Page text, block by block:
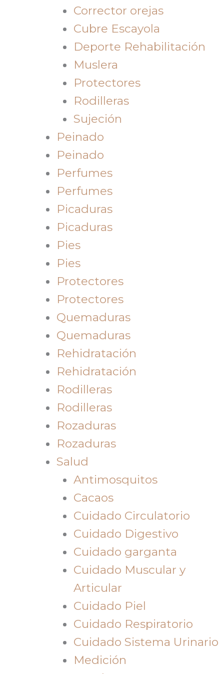
Corrector orejas
Cubre Escayola
Deporte Rehabilitación
Muslera
Protectores
Rodilleras
Sujeción
Peinado
Peinado
Perfumes
Perfumes
Picaduras
Picaduras
Pies
Pies
Protectores
Protectores
Quemaduras
Quemaduras
Rehidratación
Rehidratación
Rodilleras
Rodilleras
Rozaduras
Rozaduras
Salud
Antimosquitos
Cacaos
Cuidado Circulatorio
Cuidado Digestivo
Cuidado garganta
Cuidado Muscular y
Articular
Cuidado Piel
Cuidado Respiratorio
Cuidado Sistema Urinario
Medición